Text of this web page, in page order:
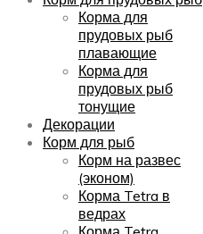
Корма для
прудовых рыб
плавающие
Корма для
прудовых рыб
тонущие
Декорации
Корм для рыб
Корм на развес
(эконом)
Корма Tetra в
ведрах